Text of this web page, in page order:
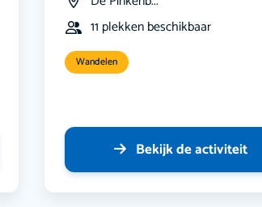
11 plekken beschikbaar
Wandelen
Bekijk de activiteit